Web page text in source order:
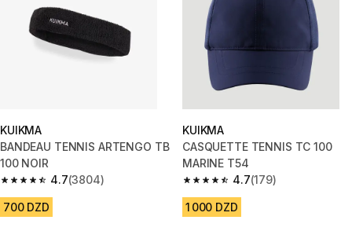
KUIKMA
BANDEAU TENNIS ARTENGO TB
100 NOIR
4.7
4.7 out of 5 stars from 3804 reviews
(3804)
700 DZD
KUIKMA
CASQUETTE TENNIS TC 100
MARINE T54
4.7
4.7 out of 5 stars from 179
(179)
1 000 DZD